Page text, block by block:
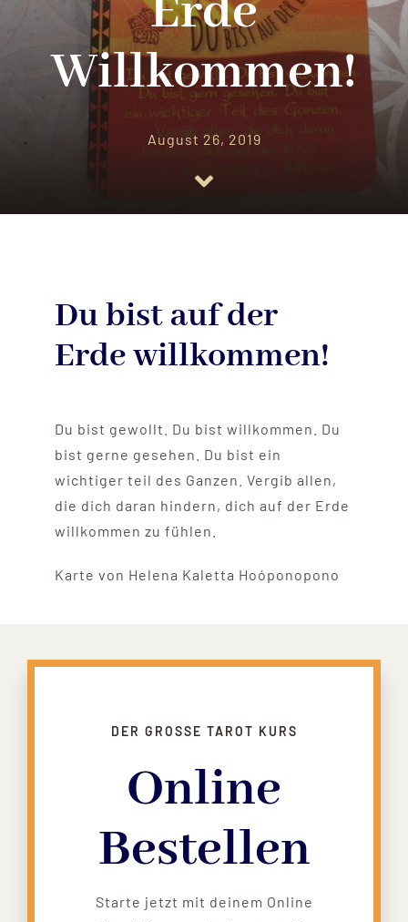
KURS PRÜFUNG
Erde
Willkommen!
August 26, 2019
Du bist auf der
Erde willkommen!
Du bist gewollt. Du bist willkommen. Du
bist gerne gesehen. Du bist ein
wichtiger teil des Ganzen. Vergib allen,
die dich daran hindern, dich auf der Erde
willkommen zu fühlen.
Karte von Helena Kaletta Hoóponopono
DER GROSSE TAROT KURS
Online
Bestellen
Starte jetzt mit deinem Online